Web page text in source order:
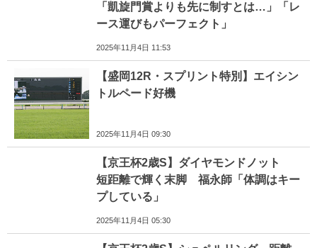
「凱旋門賞よりも先に制すとは…」「レ
ース運びもパーフェクト」
2025年11月4日 11:53
【盛岡12R・スプリント特別】エイシン
トルペード好機
2025年11月4日 09:30
【京王杯2歳S】ダイヤモンドノット
短距離で輝く末脚 福永師「体調はキー
プしている」
2025年11月4日 05:30